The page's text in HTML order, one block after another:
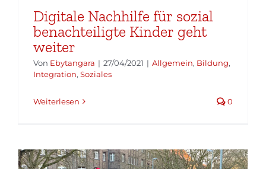
Digitale Nachhilfe für sozial
benachteiligte Kinder geht
weiter
Von Ebytangara | 27/04/2021 | Allgemein, Bildung,
Integration, Soziales
Weiterlesen 0